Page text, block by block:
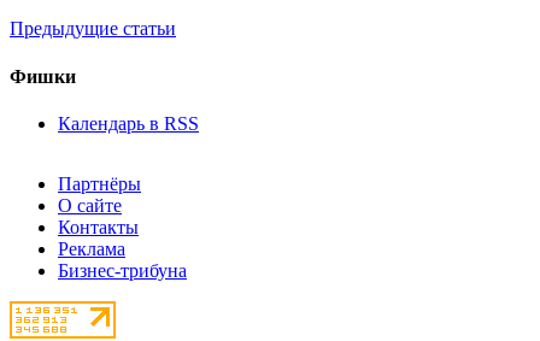
Предыдущие статьи
Фишки
Календарь в RSS
Партнёры
О сайте
Контакты
Реклама
Бизнес-трибуна